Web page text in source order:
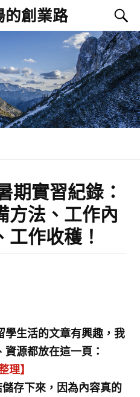
的創業路
期實習紀錄：
方法、工作內
作收穫！
生活的文章有興趣，我
源都放在這一頁：
理】
存下來，因為內容真的